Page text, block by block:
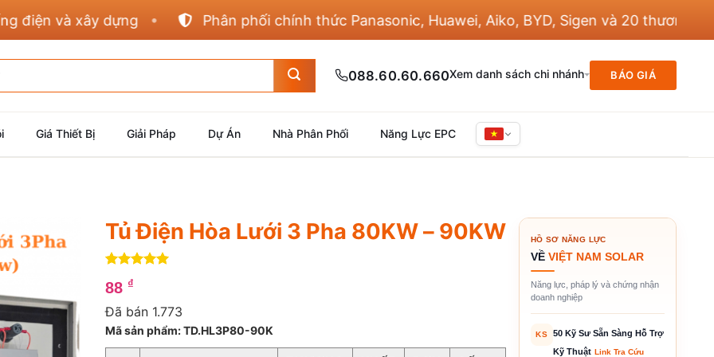
và xây dựng Phân phối chính thức Panasonic, Huawei, Aiko, BYD, Sigen và 20 thương hiệu
088.60.60.660Xem danh sách chi nhánh BÁO GIÁ
Giá Thiết Bị Giải Pháp Dự Án Nhà Phân Phối Năng Lực EPC
Tủ Điện Hòa Lưới 3 Pha 80KW – 90KW
trên 5
dựa trên
88 ₫
Đã bán 1.773
Mã sản phẩm: TD.HL3P80-90K
HỒ SƠ NĂNG LỰC
VỀ VIỆT NAM SOLAR
Năng lực, pháp lý và chứng nhận
doanh nghiệp
KS
50 Kỹ Sư Sẵn Sàng Hỗ Trợ
Kỹ Thuật Link Tra Cứu